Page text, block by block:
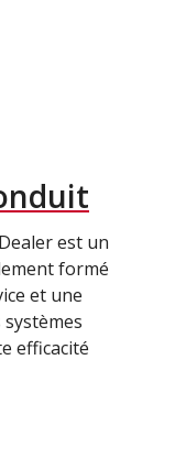
est un
formé
et une
efficacité